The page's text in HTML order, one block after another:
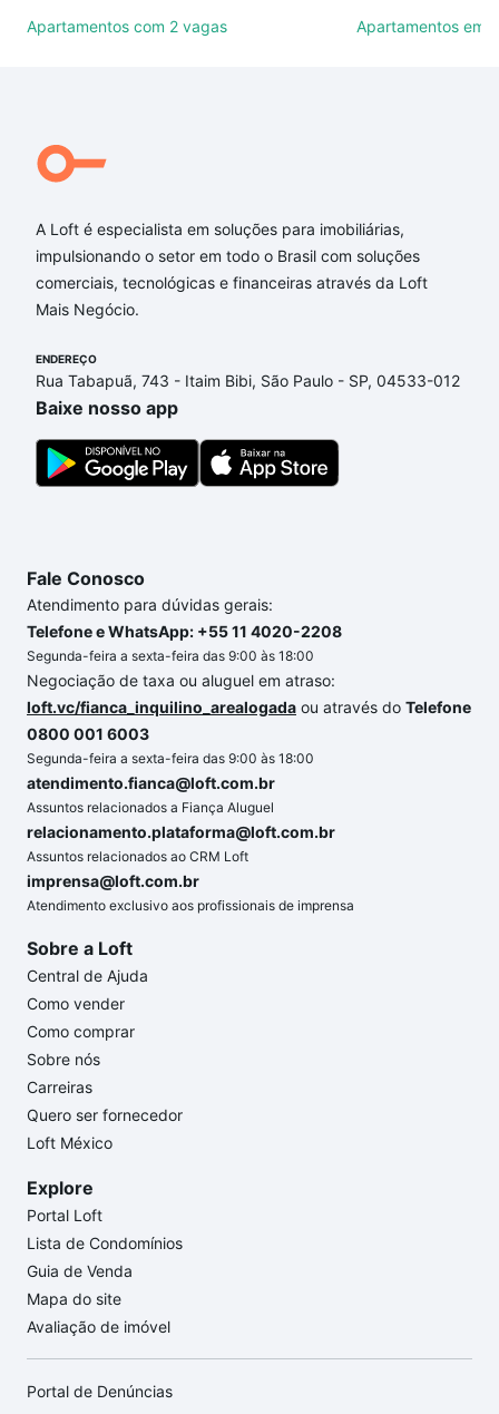
comodidades, como piscina, academia, salão de
Qual o preço de Apartamentos com 1 quarto à
venda em Iporanga, Sorocaba, SP?
Aqui na Loft temos a oferta ideal para você, com
Apartamentos com 1 quarto à venda em Iporanga,
Sorocaba, SP que custam a partir de R$ 0 e com
nossas opções de financiamento imobiliário as
ainda tem alguma dúvida dos custos envolvidos no
processo de compra, veja em nosso portal quanto
custa comprar um apartamento
gente para comprar o imóvel dos seus sonhos com
segurança e conforto. Loft, com você até as
Apartamentos com 2 vagas
Apartamentos em
A Loft é especialista em soluções para imobiliárias,
impulsionando o setor em todo o Brasil com soluções
comerciais, tecnológicas e financeiras através da Loft
Mais Negócio.
ENDEREÇO
Rua Tabapuã, 743 - Itaim Bibi, São Paulo - SP, 04533-012
Baixe nosso app
Fale Conosco
Atendimento para dúvidas gerais:
Telefone e WhatsApp: +55 11 4020-2208
Segunda-feira a sexta-feira das 9:00 às 18:00
Negociação de taxa ou aluguel em atraso:
loft.vc/fianca_inquilino_arealogada ou através do Telefone
0800 001 6003
Segunda-feira a sexta-feira das 9:00 às 18:00
atendimento.fianca@loft.com.br
Assuntos relacionados a Fiança Aluguel
relacionamento.plataforma@loft.com.br
Assuntos relacionados ao CRM Loft
imprensa@loft.com.br
Atendimento exclusivo aos profissionais de imprensa
Sobre a Loft
Central de Ajuda
Como vender
Como comprar
Sobre nós
Carreiras
Quero ser fornecedor
Loft México
Explore
Portal Loft
Lista de Condomínios
Guia de Venda
Mapa do site
Avaliação de imóvel
Portal de Denúncias